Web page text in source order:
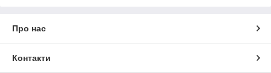
Про нас
Контакти